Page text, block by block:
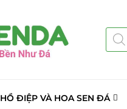
HỒ ĐIỆP VÀ HOA SEN ĐÁ